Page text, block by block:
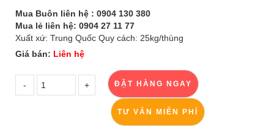
Mua Buôn liên hệ : 0904 130 380
Mua lẻ liên hệ: 0904 27 11 77
Xuất xứ: Trung Quốc Quy cách: 25kg/thùng
Giá bán: Liên hệ
TƯ VẤN MIỄN PHÍ